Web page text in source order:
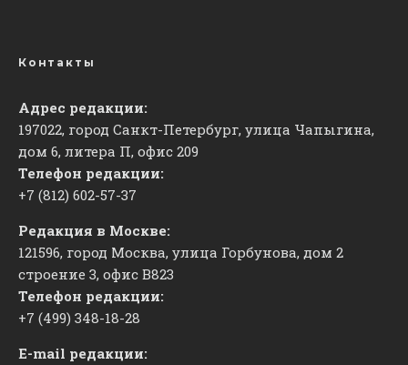
Контакты
Адрес редакции:
197022, город Санкт-Петербург, улица Чапыгина,
дом 6, литера П, офис 209
Телефон редакции:
+7 (812) 602-57-37
Редакция в Москве:
121596, город Москва, улица Горбунова, дом 2
строение 3, офис ​В823
Телефон редакции:
+7 (499) 348-18-28
E-mail редакции: